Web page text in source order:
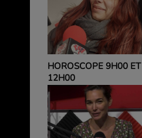
LA PARENTHESE
PHILO DE DI CARO